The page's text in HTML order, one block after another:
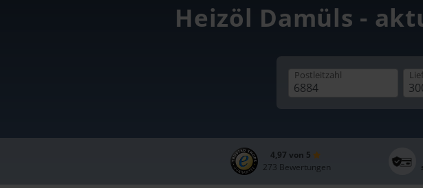
Heizöl Damüls -
Postleitzahl
4,97 von 5
273 Bewertungen